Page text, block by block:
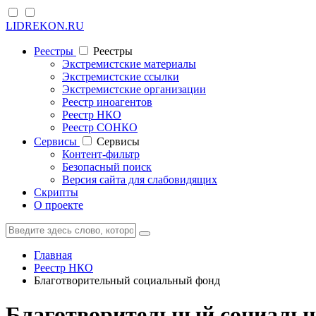
LIDREKON.RU
Реестры
Реестры
Экстремистские материалы
Экстремистские ссылки
Экстремистские организации
Реестр иноагентов
Реестр НКО
Реестр СОНКО
Cервисы
Cервисы
Контент-фильтр
Безопасный поиск
Версия сайта для слабовидящих
Скрипты
О проекте
Главная
Реестр НКО
Благотворительный социальный фонд